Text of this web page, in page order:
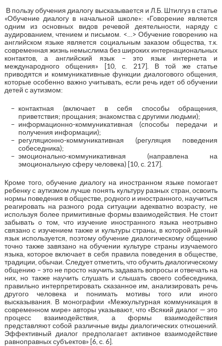
В пользу обучения диалогу высказывается и Л.Б. Штилгуз в статье
«Обучение диалогу в начальной школе»: «Говорение является
одним из основных видов речевой деятельности, наряду с
аудированием, чтением и письмом. <…> Обучение говорению на
английском языке является социальным заказом общества, т.к.
современная жизнь немыслима без широких интернациональных
контактов, а английский язык – это язык интернета и
международного общения» [10, с. 217]. В той же статье
приводятся и коммуникативные функции диалогового общения,
которые особенно важно учитывать, если речь идет об обучении
детей с аутизмом:
контактная (включает в себя способы обращения,
приветствия; прощания; знакомства с другими людьми);
информационно-коммуникативная (способы передачи и
получения информации);
регуляционно-коммуникативная (регуляция поведения
собеседника);
эмоционально-коммуникативная (направлена на
эмоциональную сферу человека) [10, с. 217].
Кроме того, обучение диалогу на иностранном языке помогает
ребенку с аутизмом лучше понять культуру разных стран, освоить
нормы поведения в обществе, родного и иностранного, научиться
реагировать на разного рода ситуации адекватно возрасту, не
используя более примитивные формы взаимодействия. Не стоит
забывать о том, что изучение иностранного языка неотрывно
связано с изучением также и культуры страны, в которой данный
язык используется, поэтому обучение диалогическому общению
точно также завязано на обучении культуре страны изучаемого
языка, которое включает в себя правила поведения в обществе,
традиции, обычаи. Следует отметить, что обучить диалогическому
общению – это не просто научить задавать вопросы и отвечать на
них, но также научить слушать и слышать своего собеседника,
правильно интерпретировать сказанное им, анализировать речь
другого человека и понимать мотивы того или иного
высказывания. В монографии «Межкультурная коммуникация в
современном мире» авторы указывают, что «Всякий диалог — это
процесс взаимодействия, а формы взаимодействия
представляют собой различные виды диалогических отношений.
Эффективный диалог предполагает активное взаимодействие
равноправных субъектов» [6, с. 6].